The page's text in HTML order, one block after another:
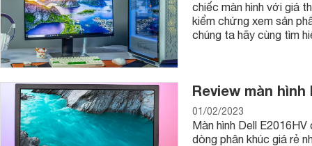
chiếc màn hình với giá
kiểm chứng xem sản
chúng ta hãy cùng tìm
Review màn hình
01/02/2023
Màn hình Dell
dòng phân khúc giá rẻ